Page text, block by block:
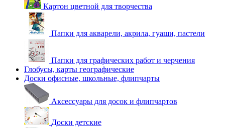
Картон цветной для творчества
Папки для акварели, акрила, гуаши, пастели
Папки для графических работ и черчения
Глобусы, карты географические
Доски офисные, школьные, флипчарты
Аксессуары для досок и флипчартов
Доски детские